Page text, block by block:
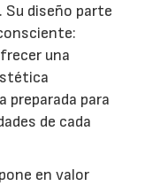
diseño parte
una
preparada para
de cada
en valor